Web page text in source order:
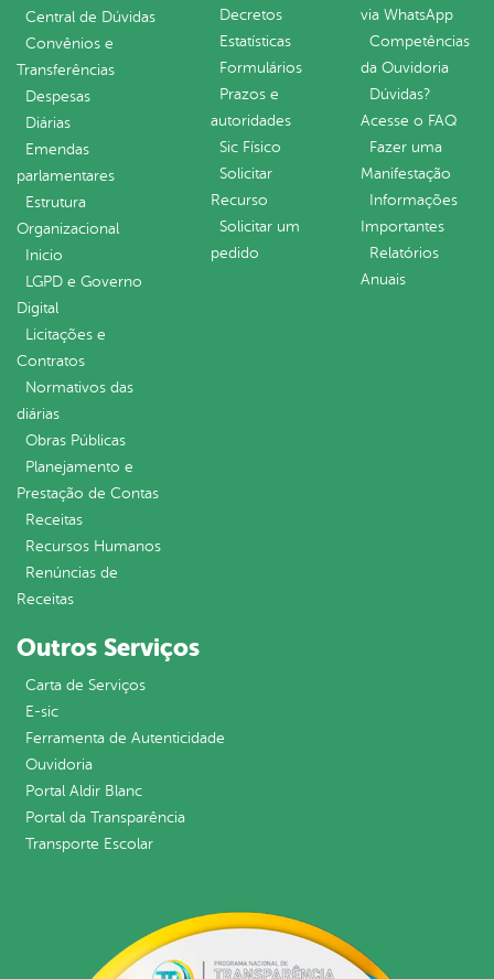
Central de Dúvidas
Convênios e
Transferências
Despesas
Diárias
Emendas
parlamentares
Estrutura
Organizacional
Inicio
LGPD e Governo
Digital
Licitações e
Contratos
Normativos das
diárias
Obras Públicas
Planejamento e
Prestação de Contas
Receitas
Recursos Humanos
Renúncias de
Receitas
Decretos
Estatísticas
Formulários
Prazos e
autoridades
Sic Físico
Solicitar
Recurso
Solicitar um
pedido
via WhatsApp
Competências
da Ouvidoria
Dúvidas?
Acesse o FAQ
Fazer uma
Manifestação
Informações
Importantes
Relatórios
Anuais
Outros Serviços
Carta de Serviços
E-sic
Ferramenta de Autenticidade
Ouvidoria
Portal Aldir Blanc
Portal da Transparência
Transporte Escolar